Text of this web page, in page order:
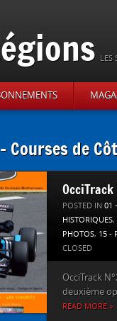
LES
Courses de
OcciTrack
POSTED IN 01
HISTORIQUES,
PHOTOS, 15 -
CLOSED
OcciTrack
deuxième
READ MORE »